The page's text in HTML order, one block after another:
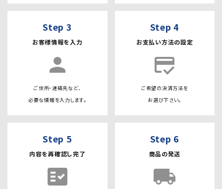
Step 3
お客様情報を入力
person
ご住所・連絡先など、
必要な情報を入力します。
Step 4
お支払い方法の設定
credit_score
ご希望の決済方法を
お選び下さい。
Step 5
内容を再確認し完了
fact_check
Step 6
商品の発送
local_shipping